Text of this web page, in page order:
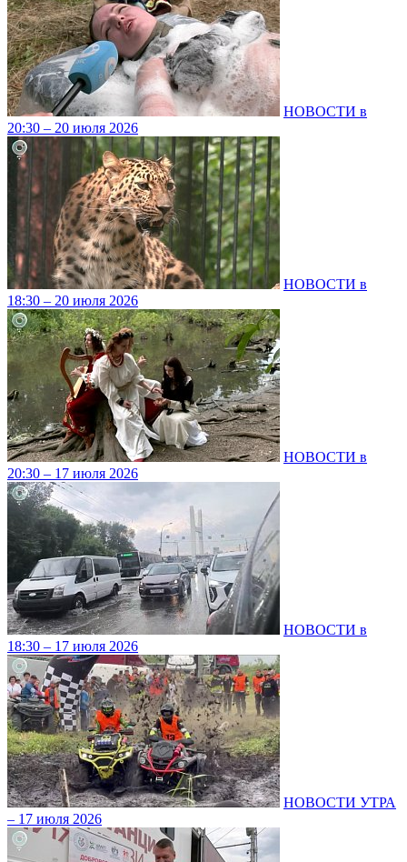
НОВОСТИ в
20:30 – 20 июля 2026
НОВОСТИ в
18:30 – 20 июля 2026
НОВОСТИ в
20:30 – 17 июля 2026
НОВОСТИ в
18:30 – 17 июля 2026
НОВОСТИ УТРА
– 17 июля 2026